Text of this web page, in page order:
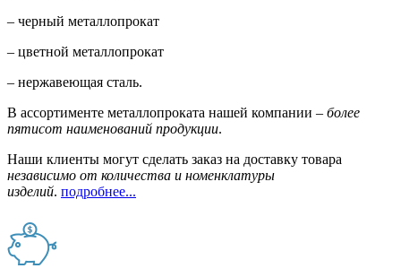
– черный металлопрокат
– цветной металлопрокат
– нержавеющая сталь.
В ассортименте металлопроката нашей компании – более
пятисот наименований продукции.
Наши клиенты могут сделать заказ на доставку товара
независимо от количества и номенклатуры
изделий. подробнее...